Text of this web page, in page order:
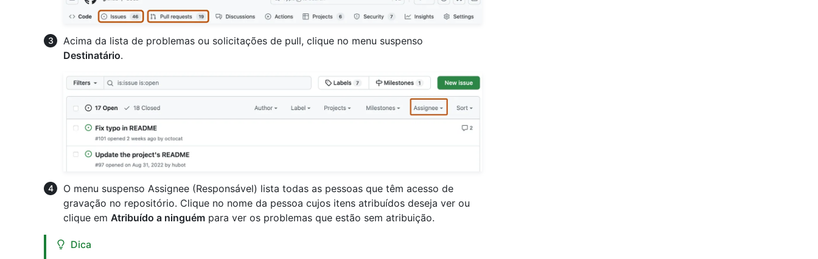
Acima da lista de problemas ou solicitações de pull, clique no menu suspenso
Destinatário.
O menu suspenso Assignee (Responsável) lista todas as pessoas que têm acesso de
gravação no repositório. Clique no nome da pessoa cujos itens atribuídos deseja ver ou
clique em Atribuído a ninguém para ver os problemas que estão sem atribuição.
Dica